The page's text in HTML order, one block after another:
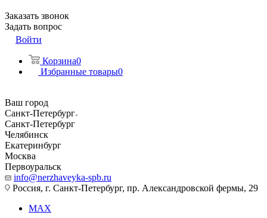
Заказать звонок
Задать вопрос
Войти
Корзина0
Избранные товары0
Ваш город
Санкт-Петербург
Санкт-Петербург
Челябинск
Екатеринбург
Москва
Первоуральск
info@nerzhaveyka-spb.ru
Россия, г. Санкт-Петербург, пр. Александровской фермы, 29
MAX